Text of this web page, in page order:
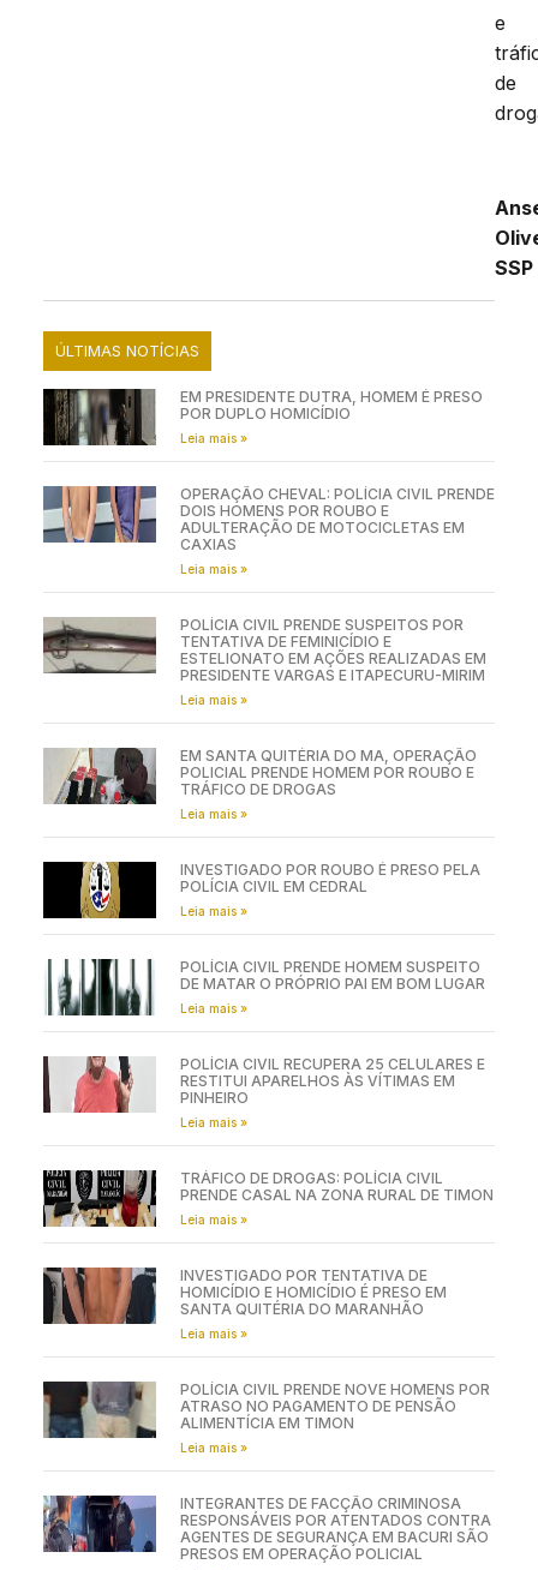
e
de
SSP
ÚLTIMAS NOTÍCIAS
EM PRESIDENTE DUTRA, HOMEM É PRESO
POR DUPLO HOMICÍDIO
Leia mais »
OPERAÇÃO CHEVAL: POLÍCIA CIVIL PRENDE
DOIS HOMENS POR ROUBO E
ADULTERAÇÃO DE MOTOCICLETAS EM
CAXIAS
Leia mais »
POLÍCIA CIVIL PRENDE SUSPEITOS POR
TENTATIVA DE FEMINICÍDIO E
ESTELIONATO EM AÇÕES REALIZADAS EM
PRESIDENTE VARGAS E ITAPECURU-MIRIM
Leia mais »
EM SANTA QUITÉRIA DO MA, OPERAÇÃO
POLICIAL PRENDE HOMEM POR ROUBO E
TRÁFICO DE DROGAS
Leia mais »
INVESTIGADO POR ROUBO É PRESO PELA
POLÍCIA CIVIL EM CEDRAL
Leia mais »
POLÍCIA CIVIL PRENDE HOMEM SUSPEITO
DE MATAR O PRÓPRIO PAI EM BOM LUGAR
Leia mais »
POLÍCIA CIVIL RECUPERA 25 CELULARES E
RESTITUI APARELHOS ÀS VÍTIMAS EM
PINHEIRO
Leia mais »
TRÁFICO DE DROGAS: POLÍCIA CIVIL
PRENDE CASAL NA ZONA RURAL DE TIMON
Leia mais »
INVESTIGADO POR TENTATIVA DE
HOMICÍDIO E HOMICÍDIO É PRESO EM
SANTA QUITÉRIA DO MARANHÃO
Leia mais »
POLÍCIA CIVIL PRENDE NOVE HOMENS POR
ATRASO NO PAGAMENTO DE PENSÃO
ALIMENTÍCIA EM TIMON
Leia mais »
INTEGRANTES DE FACÇÃO CRIMINOSA
RESPONSÁVEIS POR ATENTADOS CONTRA
AGENTES DE SEGURANÇA EM BACURI SÃO
PRESOS EM OPERAÇÃO POLICIAL